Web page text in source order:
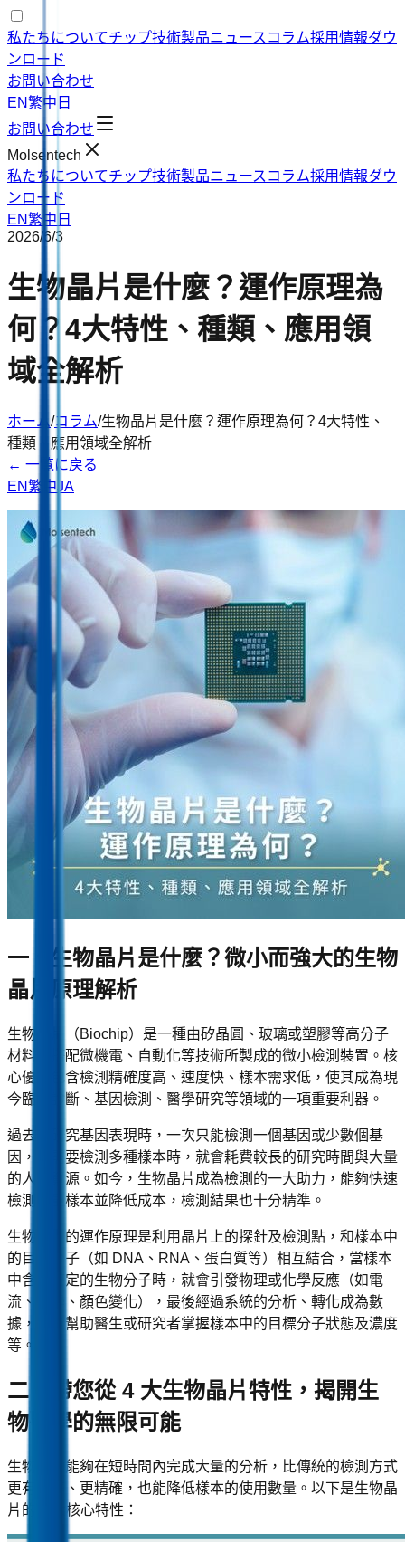
私たちについてチップ技術製品ニュース コラム採用情報ダウ
ンロード
お問い合わせ
EN繁中 日
お問い合わせ
Molsentech
私たちについてチップ技術製品ニュース コラム採用情報ダウ
ンロード
EN繁中 日
2026/6/3
生物晶片是什麼？運作原理為
何？4大特性、種類、應用領
域全解析
ホーム/コラム/生物晶片是什麼？運作原理為何？4大特性、
種類、應用領域全解析
← 一覧に戻る
EN繁中JA
一、生物晶片是什麼？微小而強大的生物
晶片原理解析
生物晶片（Biochip）是一種由矽晶圓、玻璃或塑膠等高分子
材料，搭配微機電、自動化等技術所製成的微小檢測裝置。核
心優勢包含檢測精確度高、速度快、樣本需求低，使其成為現
今臨床診斷、基因檢測、醫學研究等領域的一項重要利器。
過去在研究基因表現時，一次只能檢測一個基因或少數個基
因，若需要檢測多種樣本時，就會耗費較長的研究時間與大量
的人力資源。如今，生物晶片成為檢測的一大助力，能夠快速
檢測大量樣本並降低成本，檢測結果也十分精準。
生物晶片的運作原理是利用晶片上的探針及檢測點，和樣本中
的目標分子（如 DNA、RNA、蛋白質等）相互結合，當樣本
中含有特定的生物分子時，就會引發物理或化學反應（如電
流、光學、顏色變化），最後經過系統的分析、轉化成為數
據，即可幫助醫生或研究者掌握樣本中的目標分子狀態及濃度
等。
二、帶您從 4 大生物晶片特性，揭開生
物醫學的無限可能
生物晶片能夠在短時間內完成大量的分析，比傳統的檢測方式
更有效率、更精確，也能降低樣本的使用數量。以下是生物晶
片的 4 大核心特性：